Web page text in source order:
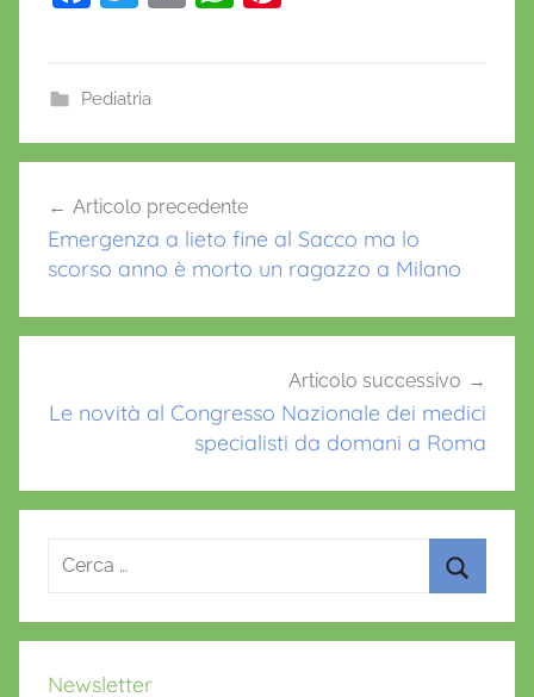
e
b
o
k
er
A
p
st
Pediatria
articoli
Articolo precedente
Emergenza a lieto fine al Sacco ma lo
scorso anno è morto un ragazzo a Milano
Articolo successivo
Le novità al Congresso Nazionale dei medici
specialisti da domani a Roma
Ricerca
Newsletter